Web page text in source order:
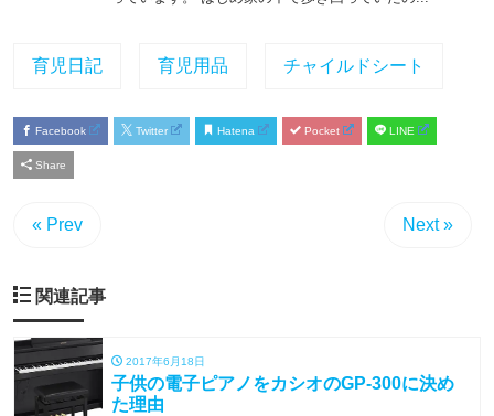
育児日記 育児用品 チャイルドシート
Facebook Twitter Hatena Pocket LINE
Share
« Prev Next »
関連記事
2017年6月18日
子供の電子ピアノをカシオのGP-300に決め
た理由